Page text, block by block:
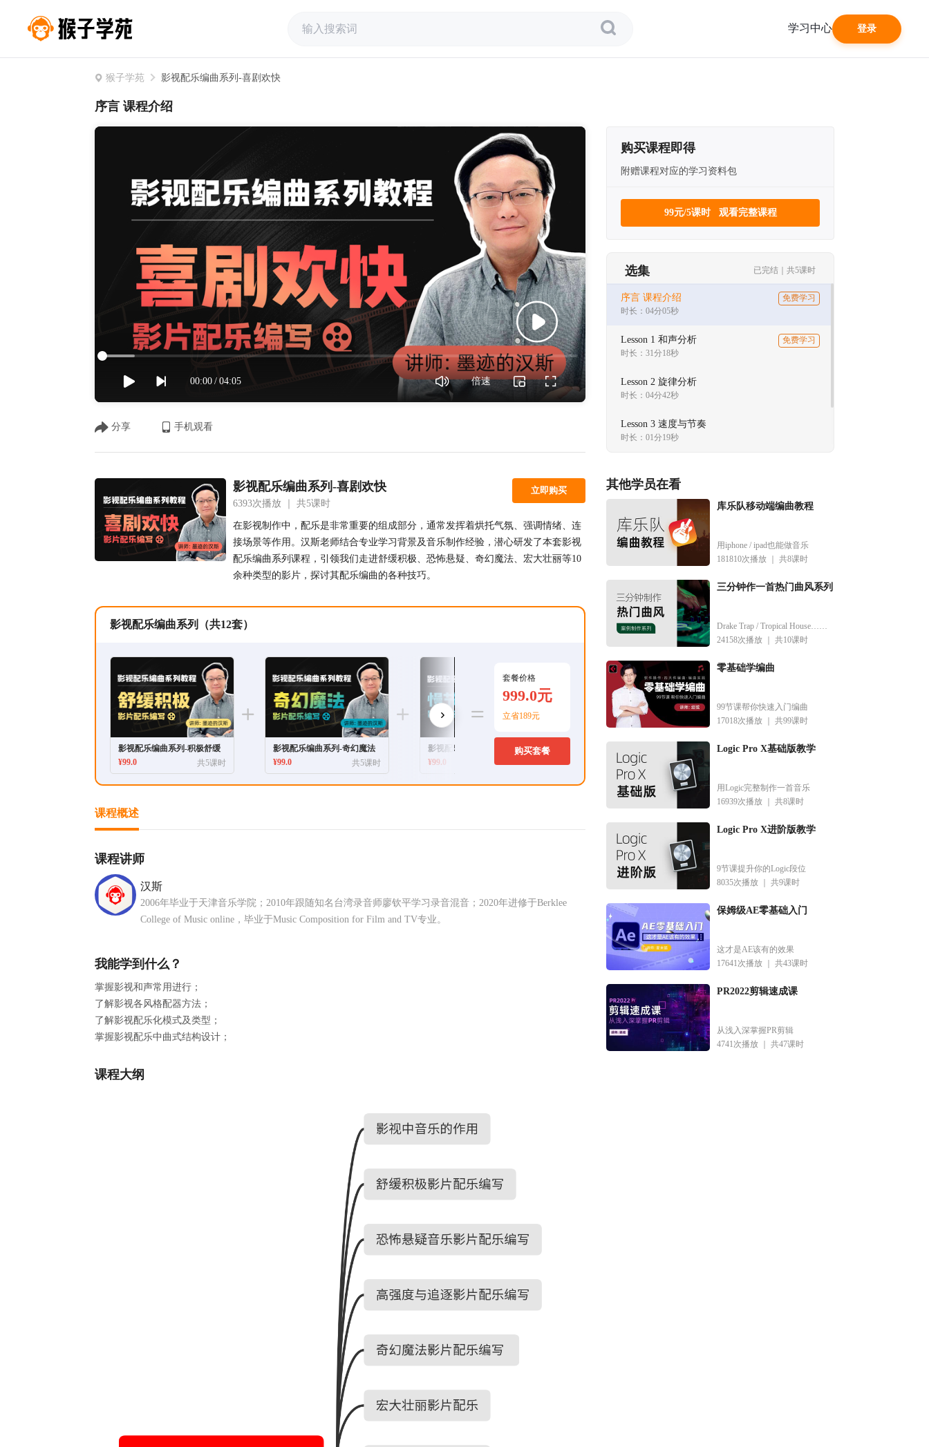
学习中心 登录
猴子学苑 影视配乐编曲系列-喜剧欢快
序言 课程介绍
00:00 04:05 倍速
分享 手机观看
购买课程即得
附赠课程对应的学习资料包
99元/5课时 观看完整课程
选集 已完结｜共5课时
序言 课程介绍
时长：04分05秒
免费学习
Lesson 1 和声分析
时长：31分18秒
免费学习
Lesson 2 旋律分析
时长：04分42秒
Lesson 3 速度与节奏
时长：01分19秒
时长：08分45秒
影视配乐编曲系列-喜剧欢快
6393次播放 ｜ 共5课时
立即购买
在影视制作中，配乐是非常重要的组成部分，通常发挥着烘托气氛、强调情绪、连
接场景等作用。汉斯老师结合专业学习背景及音乐制作经验，潜心研发了本套影视
配乐编曲系列课程，引领我们走进舒缓积极、恐怖悬疑、奇幻魔法、宏大壮丽等10
余种类型的影片，探讨其配乐编曲的各种技巧。
影视配乐编曲系列（共12套）
影视配乐编曲系列-积极舒缓
¥99.0 共5课时
影视配乐编曲系列-奇幻魔法
¥99.0 共5课时
影视配乐编曲系列-慢节奏
¥99.0 共5课时 共5课时
影视配乐编曲系列-悲伤情绪
套餐价格
999.0元
立省189元
购买套餐
课程概述
课程讲师
汉斯
2006年毕业于天津音乐学院；2010年跟随知名台湾录音师廖钦平学习录音混音；2020年进修于Berklee
College of Music online，毕业于Music Composition for Film and TV专业。
我能学到什么？
掌握影视和声常用进行；
了解影视各风格配器方法；
了解影视配乐化模式及类型；
掌握影视配乐中曲式结构设计；
课程大纲
其他学员在看
库乐队移动端编曲教程
用iphone / ipad也能做音乐
181810次播放 ｜ 共8课时
三分钟作一首热门曲风系列
Drake Trap / Tropical House……
24158次播放 ｜ 共10课时
零基础学编曲
99节课帮你快速入门编曲
17018次播放 ｜ 共99课时
Logic Pro X基础版教学
用Logic完整制作一首音乐
16939次播放 ｜ 共8课时
Logic Pro X进阶版教学
9节课提升你的Logic段位
8035次播放 ｜ 共9课时
保姆级AE零基础入门
这才是AE该有的效果
17641次播放 ｜ 共43课时
PR2022剪辑速成课
从浅入深掌握PR剪辑
4741次播放 ｜ 共47课时